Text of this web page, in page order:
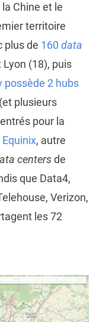
la Chine et le
territoire
plus de 160 data
(18), puis
possède 2 hubs
plusieurs
pour la
Equinix, autre
centersde
que Data4,
Verizon,
les 72